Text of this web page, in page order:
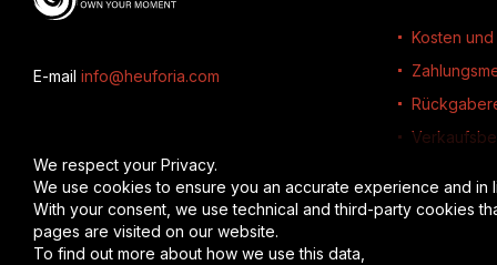
E-mail info@heuforia.com
Kosten
We respect your Privacy.
We use cookies to ensure you an accurate experience and in
With your consent, we use technical and third-party cookies
pages are visited on our website.
To find out more about how we use this data,